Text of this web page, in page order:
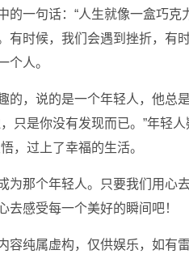
的一句话：“人生就像一盒巧
有时候，我们会遇到挫折，有
个人。
的，说的是一个年轻人，他总
只是你没有发现而已。”年轻
，过上了幸福的生活。
为那个年轻人。只要我们用心
去感受每一个美好的瞬间吧！
容纯属虚构，仅供娱乐，如有